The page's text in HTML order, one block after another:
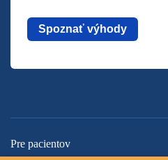
Spoznať výhody
Pre pacientov